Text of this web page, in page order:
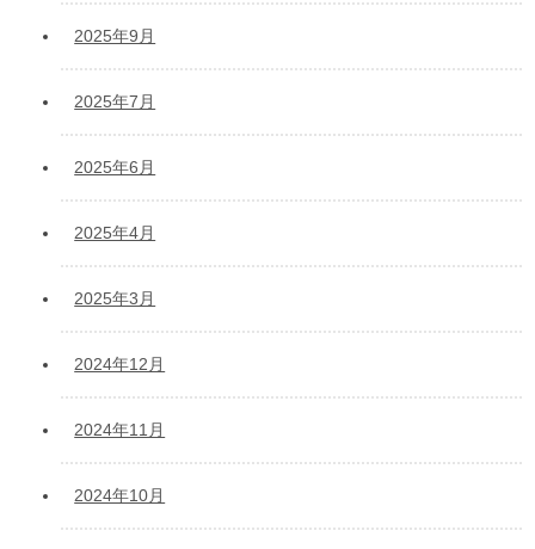
2025年9月
2025年7月
2025年6月
2025年4月
2025年3月
2024年12月
2024年11月
2024年10月